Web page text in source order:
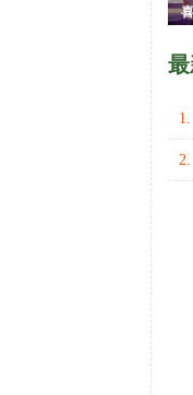
1.
2.